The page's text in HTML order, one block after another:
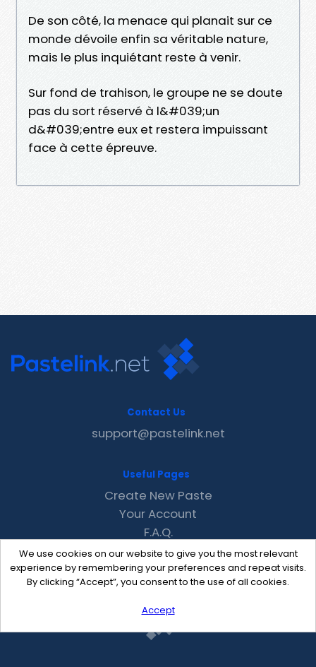
De son côté, la menace qui planait sur ce
monde dévoile enfin sa véritable nature,
mais le plus inquiétant reste à venir.
Sur fond de trahison, le groupe ne se doute
pas du sort réservé à l&#039;un
d&#039;entre eux et restera impuissant
face à cette épreuve.
We use cookies on our website to give you the most relevant
experience by remembering your preferences and repeat visits.
By clicking “Accept”, you consent to the use of all cookies.
Accept
Contact Us
support@pastelink.net
Useful Pages
Create New Paste
Your Account
F.A.Q.
Recent
Contact